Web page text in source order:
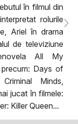
în filmul din
rolurile
Ariel în drama
de televiziune
All My
Days of
Minds,
jucat în filmele:
Killer Queen...